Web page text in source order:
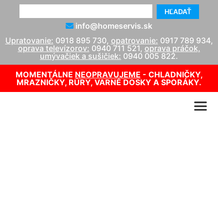
HĽADAŤ
info@homeservis.sk
Upratovanie: 0918 895 730, opatrovanie: 0917 789 934,
oprava televízorov: 0940 711 521, oprava práčok,
umývačiek a sušičiek: 0940 005 822.
MOMENTÁLNE NEOPRAVUJEME - CHLADNIČKY,
MRAZNIČKY, RÚRY, VARNÉ DOSKY A SPORÁKY.